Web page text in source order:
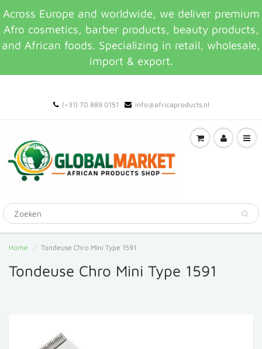
Across Europe and worldwide, we deliver premium
Afro cosmetics, barber products, beauty products,
and African foods. Specializing in retail, wholesale,
import & export.
(+31) 70 889 0151 info@africaproducts.nl
Home Tondeuse Chro Mini Type 1591
Tondeuse Chro Mini Type 1591